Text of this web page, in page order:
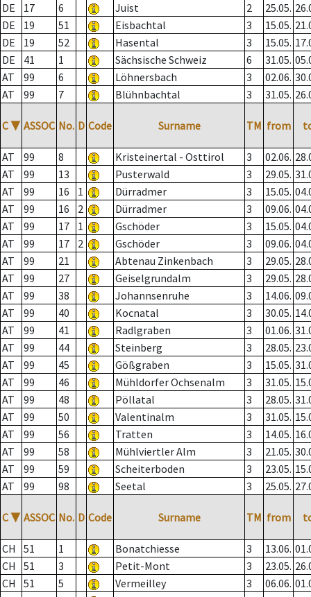
DE 17 6 Juist 2 25.05.
DE
19 51 Eisbachtal 3 15.05.
DE
19 52 Hasental 3 15.05.
DE
41 1 Sächsische Schweiz 6 31.05.
AT
99 6 Löhnersbach 3 02.06.
AT
99 7 Blühnbachtal 3 31.05.
C ▼ ASSOC No. D Code Surname TM from
AT 99 8 Kristeinertal - Osttirol 3 02.06.
AT
99 13 Pusterwald 3 29.05.
AT
99 16 1 Dürradmer 3 15.05.
AT
99 16 2 Dürradmer 3 09.06.
AT
99 17 1 Gschöder 3 15.05.
AT
99 17 2 Gschöder 3 09.06.
AT
99 21 Abtenau Zinkenbach 3 29.05.
AT
99 27 Geiselgrundalm 3 29.05.
AT
99 38 Johannsenruhe 3 14.06.
AT
99 40 Kocnatal 3 30.05.
AT
99 41 Radlgraben 3 01.06.
AT
99 44 Steinberg 3 28.05.
AT
99 45 Gößgraben 3 15.05.
AT
99 46 Mühldorfer Ochsenalm 3 31.05.
AT
99 48 Pöllatal 3 28.05.
AT
99 50 Valentinalm 3 31.05.
AT
99 56 Tratten 3 14.05.
AT
99 58 Mühlviertler Alm 3 21.05.
AT
99 59 Scheiterboden 3 23.05.
AT
99 98 Seetal 3 25.05.
C ▼ ASSOC No. D Code Surname TM from
CH 51 1 Bonatchiesse 3 13.06.
CH
51 3 Petit-Mont 3 23.05.
CH
51 5 Vermeilley 3 06.06.